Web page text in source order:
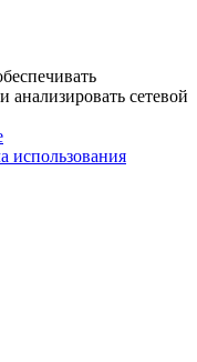
анализировать сетевой
использования